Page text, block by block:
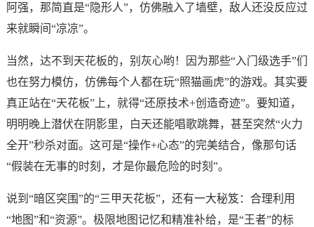
阿强，那简直是“隐形人”，仿佛融入了墙壁，敌人还没反应过
来就瞬间“凉凉”。
当然，达不到天花板的，别灰心哟！因为那些“入门级选手”们
也在努力模仿，仿佛每个人都在玩“照猫画虎”的游戏。其实要
真正站在“天花板”上，就得“还原技术+创造奇迹”。要知道，
明明晚上潜伏在阴影里，白天还能唱歌跳舞，甚至突然“火力
全开”秒杀对面。这可是“操作+心态”的完美结合，像那句话
“假装在无事的时刻，才是你最危险的时刻”。
说到“暗区突围”的“三甲天花板”，还有一大秘笈：合理利用
“地图”和“资源”。极限地图记忆和精准补给，是“王者”的标